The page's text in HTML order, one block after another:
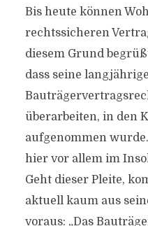
Bis heute können
rechtssicheren
diesem Grund
dass seine
überarbeiten, in den
aufgenommen
hier vor allem im
Geht dieser Pleite,
aktuell kaum aus
voraus: „Das